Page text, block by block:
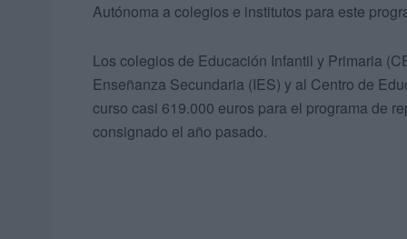
Autónoma a colegios e institutos para este
Los colegios de Educación Infantil y Primaria
Enseñanza Secundaria (IES) y al Centro de
curso casi 619.000 euros para el programa de
consignado el año pasado.